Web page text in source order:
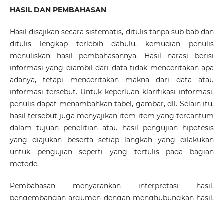
HASIL DAN PEMBAHASAN
Hasil disajikan secara sistematis, ditulis tanpa sub bab dan
ditulis lengkap terlebih dahulu, kemudian penulis
menuliskan hasil pembahasannya. Hasil narasi berisi
informasi yang diambil dari data tidak menceritakan apa
adanya, tetapi menceritakan makna dari data atau
informasi tersebut. Untuk keperluan klarifikasi informasi,
penulis dapat menambahkan tabel, gambar, dll. Selain itu,
hasil tersebut juga menyajikan item-item yang tercantum
dalam tujuan penelitian atau hasil pengujian hipotesis
yang diajukan beserta setiap langkah yang dilakukan
untuk pengujian seperti yang tertulis pada bagian
metode.
Pembahasan menyarankan interpretasi hasil,
pengembangan argumen dengan menghubungkan hasil,